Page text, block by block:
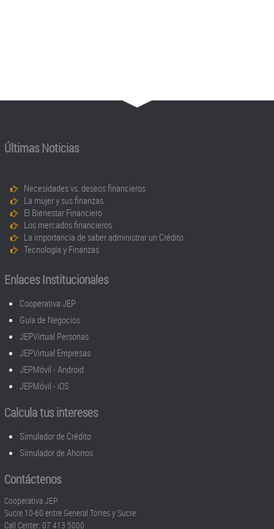
Últimas Noticias
Necesidades vs. deseos financieros
La mujer y sus finanzas
El Bienestar Financiero
Los mercados financieros
La importancia de saber administrar un Crédito
Tecnología y Finanzas
Enlaces Institucionales
Cooperativa JEP
Guía de Negocios
JEPVirtual Personas
JEPVirtual Empresas
JEPMóvil - Android
JEPMóvil - iOS
Calcula tus intereses
Simulador de Crédito
Simulador de Ahorros
Contáctenos
Cooperativa JEP
Sucre 10-60 entre General Torres y Sucre
Call Center: 07 413 5000